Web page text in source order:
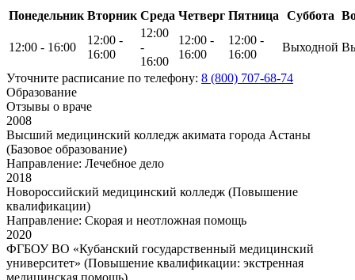
Понедельник Вторник Среда Четверг Пятница Суббота
12:00 - 16:00
12:00 -
16:00
12:00
-
16:00
12:00 -
16:00
12:00 -
16:00
Выходной
Уточните расписание по телефону: 8 (800) 707-68-74
Образование
Отзывы о враче
2008
Высший медицинский колледж акимата города Астаны
(Базовое образование)
Направление: Лечебное дело
2018
Новороссийский медицинский колледж (Повышение
квалификации)
Направление: Скорая и неотложная помощь
2020
ФГБОУ ВО «Кубанский государственный медицинский
университет» (Повышение квалификации: экстренная
медицинская помощь)